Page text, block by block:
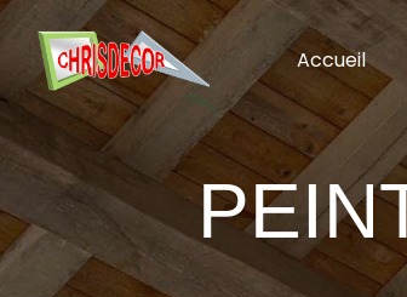
Accueil
Panneau de gestion des cookies